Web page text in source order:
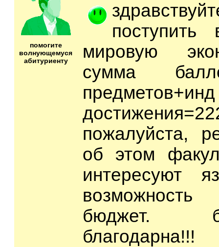
помогите
волнующемуся
абитуриенту
мировую
сумма
предметов+инд
пожалуйста,
об этом
интересуют
бюджет.
благодарна!!!